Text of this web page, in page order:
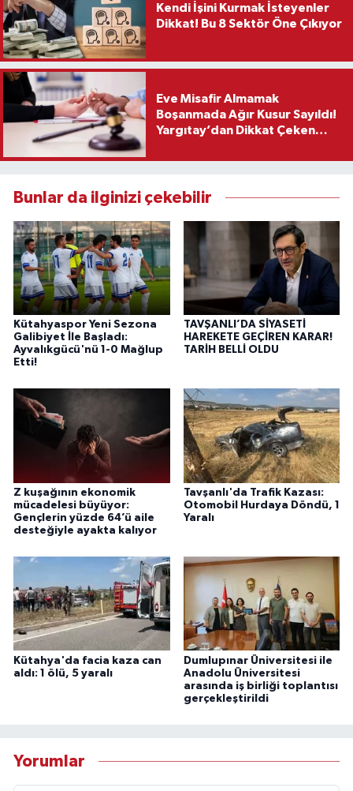
Kendi İşini Kurmak İsteyenler
Dikkat! Bu 8 Sektör Öne Çıkıyor
Eve Misafir Almamak
Boşanmada Ağır Kusur Sayıldı!
Yargıtay’dan Dikkat Çeken
Bunlar da ilginizi çekebilir
Kütahyaspor Yeni Sezona
Galibiyet İle Başladı:
Ayvalıkgücü'nü 1-0 Mağlup
Etti!
TAVŞANLI’DA SİYASETİ
HAREKETE GEÇİREN KARAR!
TARİH BELLİ OLDU
Z kuşağının ekonomik
mücadelesi büyüyor:
Gençlerin yüzde 64’ü aile
desteğiyle ayakta kalıyor
Tavşanlı'da Trafik Kazası:
Otomobil Hurdaya Döndü, 1
Yaralı
Kütahya'da facia kaza can
aldı: 1 ölü, 5 yaralı
Dumlupınar Üniversitesi ile
Anadolu Üniversitesi
arasında iş birliği toplantısı
gerçekleştirildi
Yorumlar